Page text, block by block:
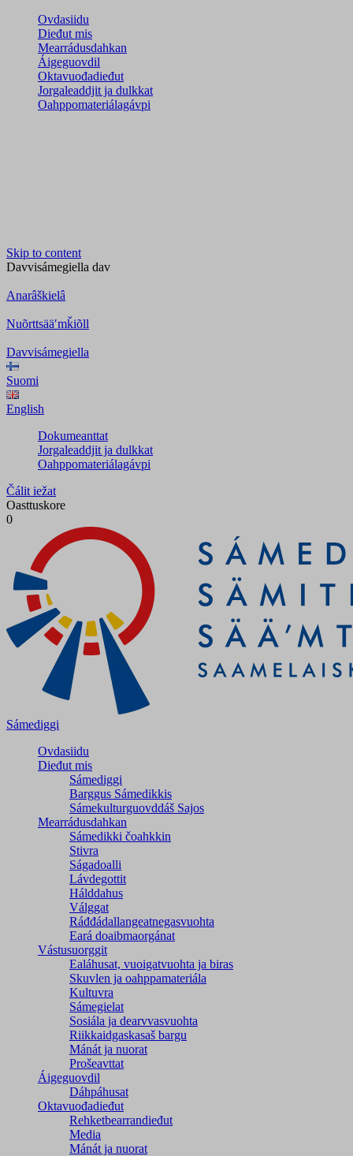
Ovdasiidu
Dieđut mis
Mearrádusdahkan
Áigeguovdil
Oktavuođadieđut
Jorgaleaddjit ja dulkkat
Oahppomateriálagávpi
Skip to content
Davvisámegiella dav
Anarâškielâ
Nuõrttsääʹmǩiõll
Davvisámegiella
Suomi
English
Dokumeanttat
Jorgaleaddjit ja dulkkat
Oahppomateriálagávpi
Čálit iežat
Oasttuskore
0
Sámediggi
Ovdasiidu
Dieđut mis
Sámediggi
Barggus Sámedikkis
Sámekulturguovddáš Sajos
Mearrádusdahkan
Sámedikki čoahkkin
Stivra
Ságadoalli
Lávdegottit
Hálddahus
Válggat
Ráđđádallangeatnegas­vuohta
Eará doaibmaorgánat
Vástusuorggit
Ealáhusat, vuoigatvuohta ja biras
Skuvlen ja oahppamateriála
Kultuvra
Sámegielat
Sosiála ja dearvvasvuohta
Riikkaidgaskasaš bargu
Mánát ja nuorat
Prošeavttat
Áigeguovdil
Dáhpáhusat
Oktavuođadieđut
Rehketbearrandieđut
Media
Mánát ja nuorat